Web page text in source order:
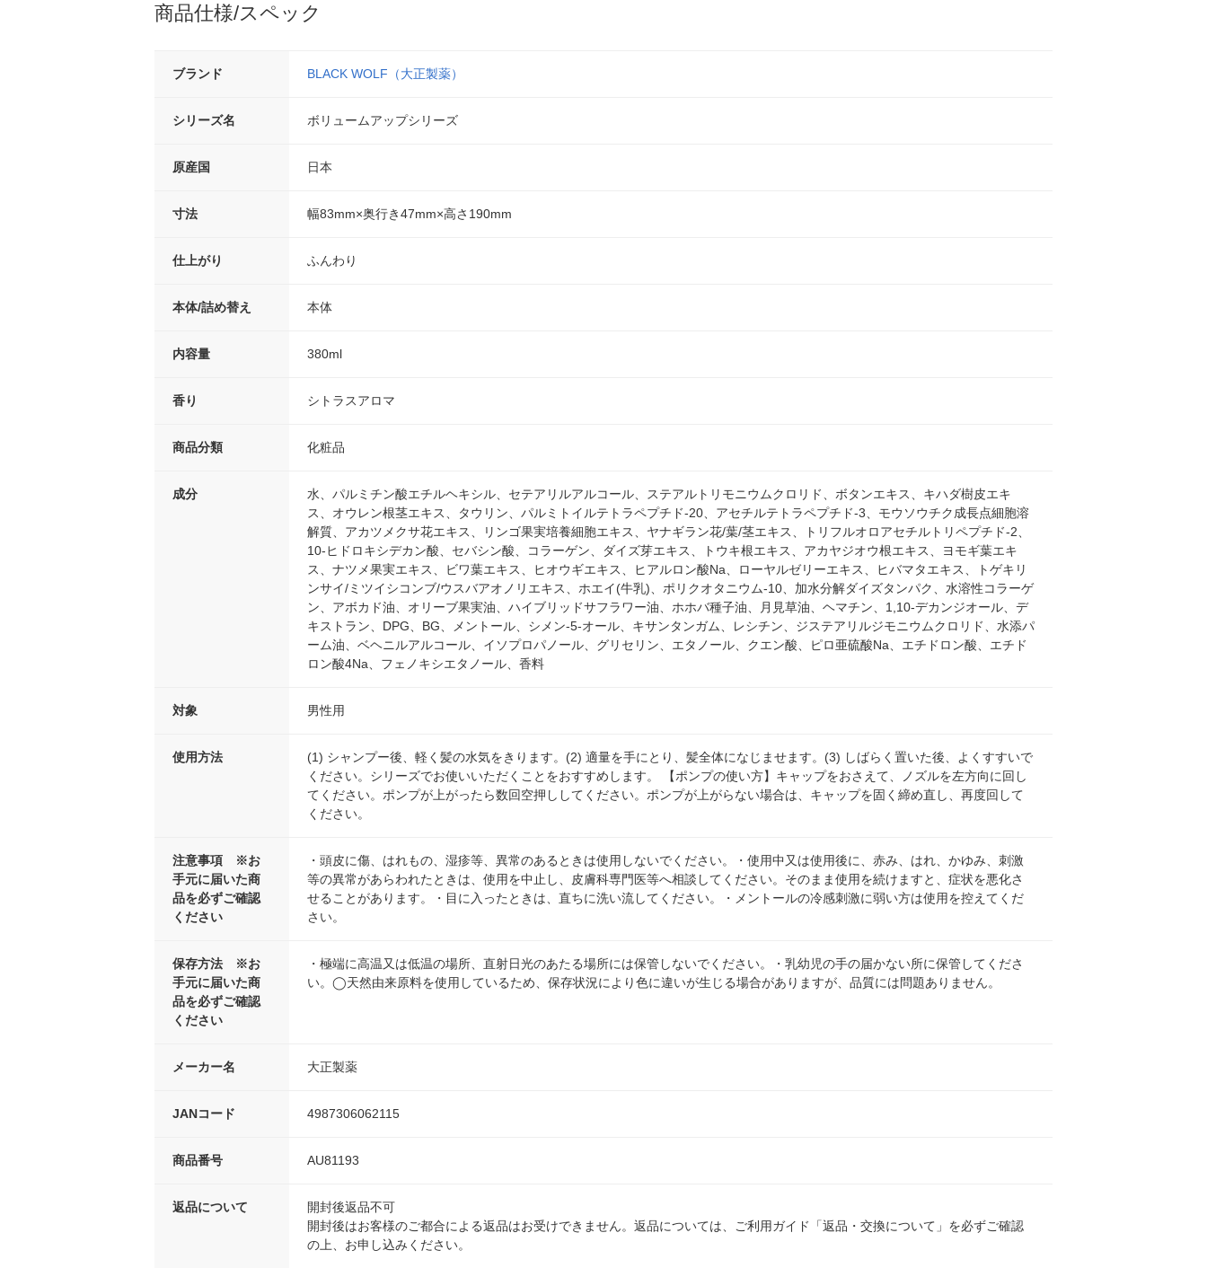
商品仕様/スペック
ブランド BLACK WOLF（大正製薬）
シリーズ名 ボリュームアップシリーズ
原産国 日本
寸法 幅83mm×奥行き47mm×高さ190mm
仕上がり ふんわり
本体/詰め替え 本体
内容量 380ml
香り シトラスアロマ
商品分類 化粧品
成分
水、パルミチン酸エチルヘキシル、セテアリルアルコール、ステアルトリモニウムクロリド、ボタンエキス、キハダ樹皮エキ
ス、オウレン根茎エキス、タウリン、パルミトイルテトラペプチド-20、アセチルテトラペプチド-3、モウソウチク成長点細胞溶
解質、アカツメクサ花エキス、リンゴ果実培養細胞エキス、ヤナギラン花/葉/茎エキス、トリフルオロアセチルトリペプチド-2、
10-ヒドロキシデカン酸、セバシン酸、コラーゲン、ダイズ芽エキス、トウキ根エキス、アカヤジオウ根エキス、ヨモギ葉エキ
ス、ナツメ果実エキス、ビワ葉エキス、ヒオウギエキス、ヒアルロン酸Na、ローヤルゼリーエキス、ヒバマタエキス、トゲキリ
ンサイ/ミツイシコンブ/ウスバアオノリエキス、ホエイ(牛乳)、ポリクオタニウム-10、加水分解ダイズタンパク、水溶性コラーゲ
ン、アボカド油、オリーブ果実油、ハイブリッドサフラワー油、ホホバ種子油、月見草油、ヘマチン、1,10-デカンジオール、デ
キストラン、DPG、BG、メントール、シメン-5-オール、キサンタンガム、レシチン、ジステアリルジモニウムクロリド、水添パ
ーム油、ベヘニルアルコール、イソプロパノール、グリセリン、エタノール、クエン酸、ピロ亜硫酸Na、エチドロン酸、エチド
ロン酸4Na、フェノキシエタノール、香料
対象 男性用
使用方法
(1) シャンプー後、軽く髪の水気をきります。(2) 適量を手にとり、髪全体になじませます。(3) しばらく置いた後、よくすすいで
ください。シリーズでお使いいただくことをおすすめします。 【ポンプの使い方】キャップをおさえて、ノズルを左方向に回し
てください。ポンプが上がったら数回空押ししてください。ポンプが上がらない場合は、キャップを固く締め直し、再度回して
ください。
注意事項 ※お
手元に届いた商
品を必ずご確認
ください
・頭皮に傷、はれもの、湿疹等、異常のあるときは使用しないでください。・使用中又は使用後に、赤み、はれ、かゆみ、刺激
等の異常があらわれたときは、使用を中止し、皮膚科専門医等へ相談してください。そのまま使用を続けますと、症状を悪化さ
せることがあります。・目に入ったときは、直ちに洗い流してください。・メントールの冷感刺激に弱い方は使用を控えてくだ
さい。
保存方法 ※お
手元に届いた商
品を必ずご確認
ください
・極端に高温又は低温の場所、直射日光のあたる場所には保管しないでください。・乳幼児の手の届かない所に保管してくださ
い。◯天然由来原料を使用しているため、保存状況により色に違いが生じる場合がありますが、品質には問題ありません。
メーカー名 大正製薬
JANコード 4987306062115
商品番号 AU81193
返品について
開封後返品不可
開封後はお客様のご都合による返品はお受けできません。返品については、ご利用ガイド「返品・交換について」を必ずご確認
の上、お申し込みください。